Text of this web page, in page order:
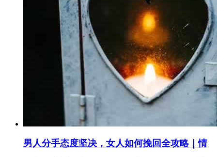
男人分手态度坚决，女人如何挽回全攻略｜情